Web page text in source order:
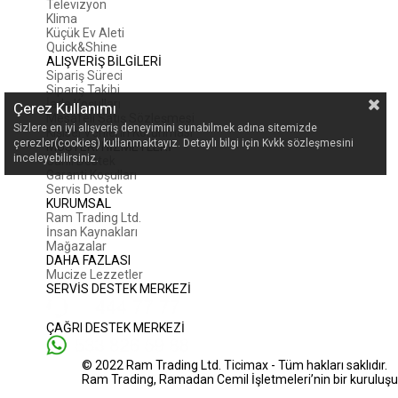
Televizyon
Klima
Küçük Ev Aleti
Quick&Shine
ALIŞVERİŞ BİLGİLERİ
Sipariş Süreci
Sipariş Takibi
İade Koşulları
Mesafeli Satış Sözleşmesi
Kişisel Verilerin Korunması
MÜŞTERİ HİZMETLERİ
Canlı Destek
Garanti Koşulları
Servis Destek
KURUMSAL
Ram Trading Ltd.
İnsan Kaynakları
Mağazalar
DAHA FAZLASI
Mucize Lezzetler
SERVİS DESTEK MERKEZİ
ÇAĞRI DESTEK MERKEZİ
© 2022 Ram Trading Ltd. Ticimax - Tüm hakları saklıdır.
Ram Trading, Ramadan Cemil İşletmeleri’nin bir
Çerez Kullanımı
Sizlere en iyi alışveriş deneyimini sunabilmek adına sitemizde
çerezler(cookies) kullanmaktayız. Detaylı bilgi için Kvkk sözleşmesini
inceleyebilirsiniz.